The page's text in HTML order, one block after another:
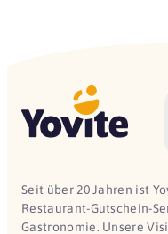
Seit über 20 Jahren ist
Restaurant-Gutschein-
Gastronomie. Unsere